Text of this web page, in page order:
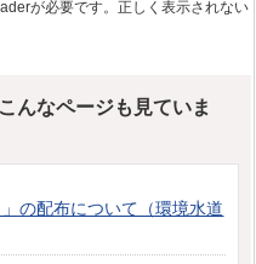
が必要です。正しく表示されない
んなページも見ていま
の配布について（環境水道